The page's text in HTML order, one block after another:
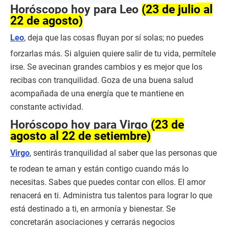
Horóscopo hoy para Leo (23 de julio al
22 de agosto)
Leo, deja que las cosas fluyan por sí solas; no puedes
forzarlas más. Si alguien quiere salir de tu vida, permítele
irse. Se avecinan grandes cambios y es mejor que los
recibas con tranquilidad. Goza de una buena salud
acompañada de una energía que te mantiene en
constante actividad.
Horóscopo hoy para Virgo (23 de
agosto al 22 de setiembre)
Virgo, sentirás tranquilidad al saber que las personas que
te rodean te aman y están contigo cuando más lo
necesitas. Sabes que puedes contar con ellos. El amor
renacerá en ti. Administra tus talentos para lograr lo que
está destinado a ti, en armonía y bienestar. Se
concretarán asociaciones y cerrarás negocios